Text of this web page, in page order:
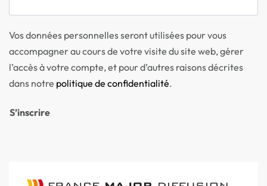
Vos données personnelles seront utilisées pour vous
accompagner au cours de votre visite du site web, gérer
l’accès à votre compte, et pour d’autres raisons décrites
dans notre politique de confidentialité.
S’inscrire